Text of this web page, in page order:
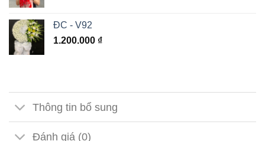
ĐC - V92
1.200.000 ₫
Thông tin bổ sung
Đánh giá (0)